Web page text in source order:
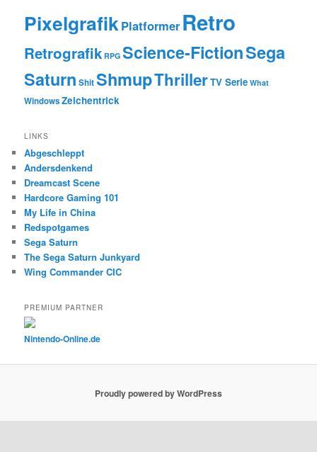
PixelgrafikPlatformer Retro
Retrografik RPG Science-FictionSega
Saturn ShitShmupThrillerTV Serie What
WindowsZeichentrick
LINKS
Abgeschleppt
Andersdenkend
Dreamcast Scene
Hardcore Gaming 101
My Life in China
Redspotgames
Sega Saturn
The Sega Saturn Junkyard
Wing Commander CIC
PREMIUM PARTNER
Nintendo-Online.de
Proudly powered by WordPress